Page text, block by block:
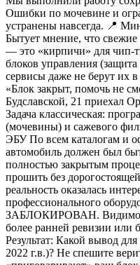
Ошибки по мочевине и
устранены навсегда. 📍
Бытует мнение, что
— это «кирпичи» для чип-
блоков управления
сервисы даже не берут их в
«Блок закрыт, помочь не
Будславской, 21 приехал
Задача классическая:
(мочевины) и сажевого
ЭБУ По всем каталогам и
автомобиль должен был
полностью закрытым
прошить без
реальность оказалась
профессионального
ЗАБЛОКИРОВАН. Видимо,
более ранней ревизии или
Результат: Какой вывод
2022 г.в.)? Не спешите